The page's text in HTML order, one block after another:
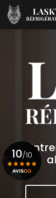
Aller
au
contenu
principal
10/10
Voir le certificat